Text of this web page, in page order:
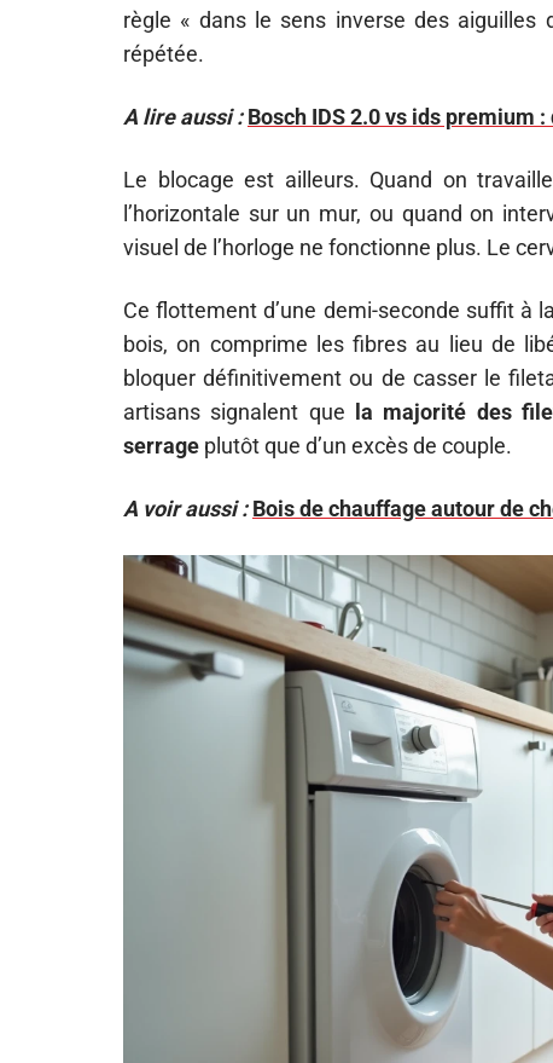
règle « dans le sens inverse des aiguilles
répétée.
A lire aussi : Bosch IDS 2.0 vs ids premium
Le blocage est ailleurs. Quand on
l’horizontale sur un mur, ou quand on
visuel de l’horloge ne fonctionne plus. Le
Ce flottement d’une demi-seconde suffit à
bois, on comprime les fibres au lieu de
bloquer définitivement ou de casser le
artisans signalent que
la majorité des
serrage plutôt que d’un excès de couple.
A voir aussi : Bois de chauffage autour de